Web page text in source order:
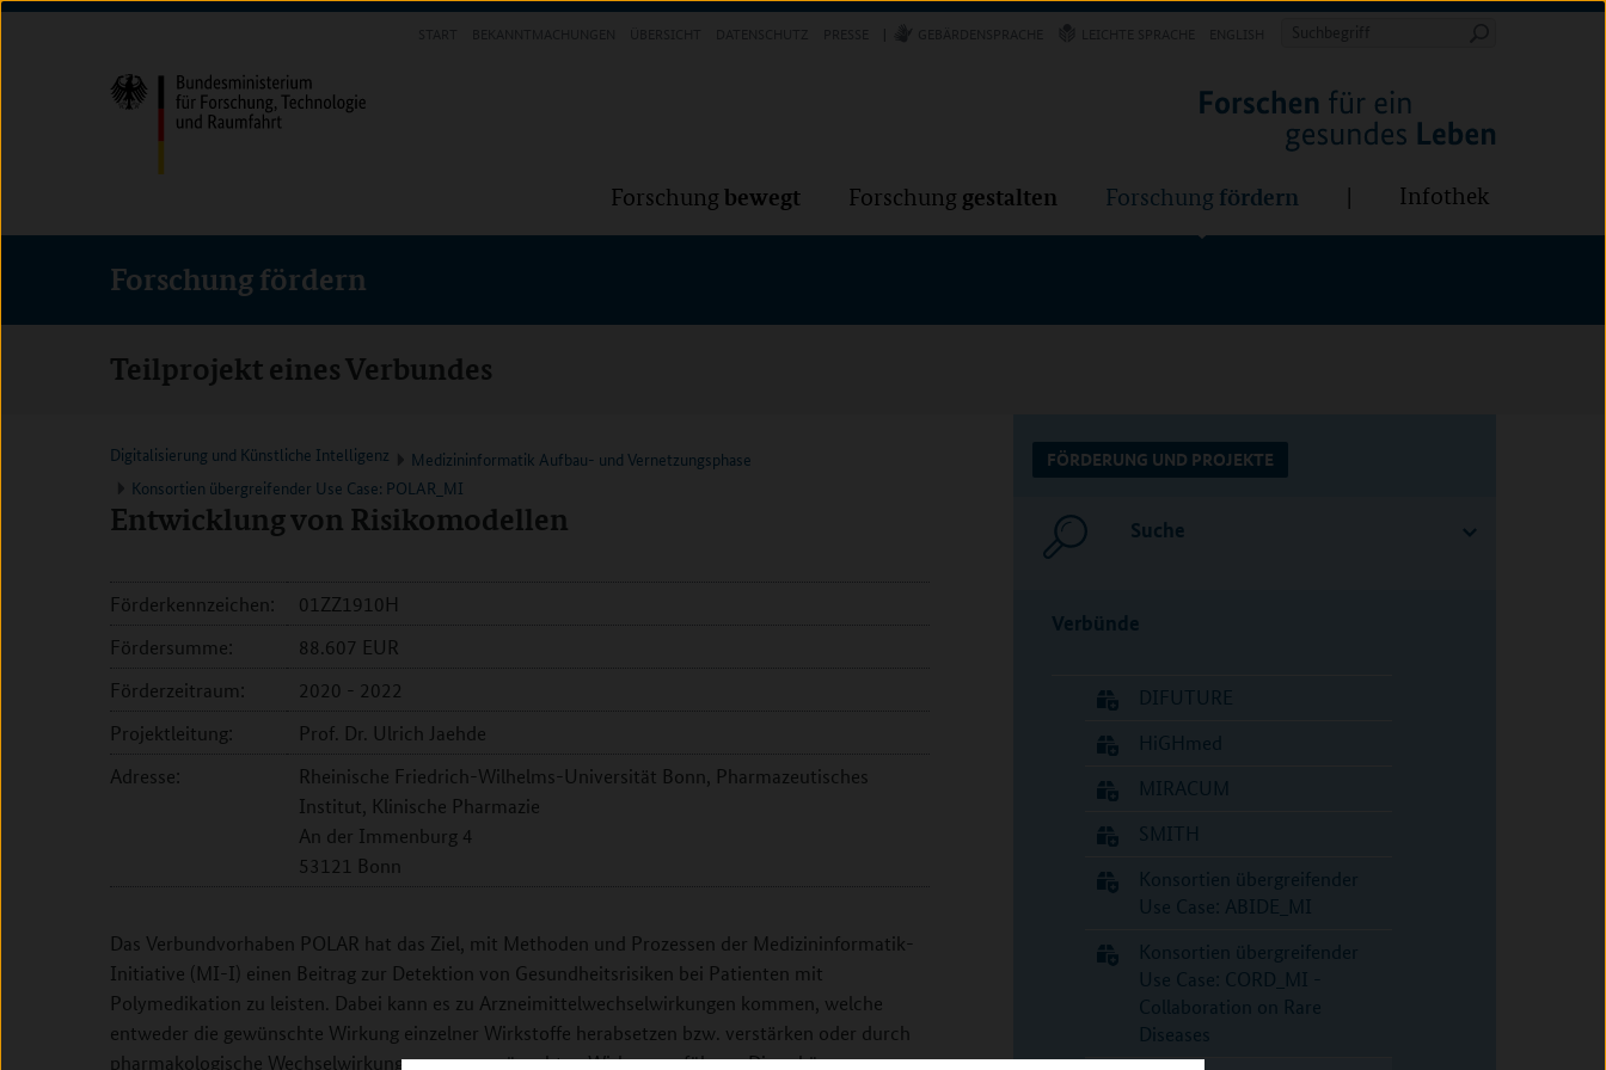
Direkt
(Eingabetaste)
Direkt
(Eingabetaste)
Direkt
(Eingabetaste)
Suchbegriff
Forschung bewegt Forschung gestalten Forschung fördern Infothek
Forschung fördern
Teilprojekt eines Verbundes
Digitalisierung und Künstliche Intelligenz
Medizininformatik Aufbau- und Vernetzungsphase
Konsortien übergreifender Use Case: POLAR_MI
Entwicklung von Risikomodellen
Förderkennzeichen:
01ZZ1910H
Fördersumme:
88.607 EUR
Förderzeitraum:
2020 - 2022
Projektleitung:
Prof. Dr. Ulrich Jaehde
Adresse:
Rheinische Friedrich-Wilhelms-Universität Bonn, Pharmazeutisches
Institut, Klinische Pharmazie
An der Immenburg 4
53121 Bonn
Das Verbundvorhaben POLAR hat das Ziel, mit Methoden und Prozessen der Medizininformatik-
Initiative (MI-I) einen Beitrag zur Detektion von Gesundheitsrisiken bei Patienten mit
Polymedikation zu leisten. Dabei kann es zu Arzneimittelwechselwirkungen kommen, welche
entweder die gewünschte Wirkung einzelner Wirkstoffe herabsetzen bzw. verstärken oder durch
pharmakologische Wechselwirkungen zu unerwünschten Wirkungen führen. Diese können
FÖRDERUNG UND PROJEKTE
Suche
Verbünde
DIFUTURE
HiGHmed
MIRACUM
SMITH
Konsortien übergreifender
Use Case: ABIDE_MI
Konsortien übergreifender
Use Case: CORD_MI -
Collaboration on Rare
Diseases
Forschung Forschung Forschung fördern Infothek